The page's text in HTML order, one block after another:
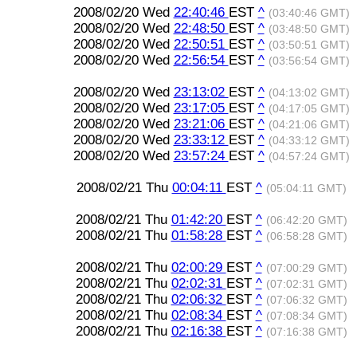
2008/02/20 Wed 22:40:46 EST ^ (03:40:46 GMT)
2008/02/20 Wed 22:48:50 EST ^ (03:48:50 GMT)
2008/02/20 Wed 22:50:51 EST ^ (03:50:51 GMT)
2008/02/20 Wed 22:56:54 EST ^ (03:56:54 GMT)
2008/02/20 Wed 23:13:02 EST ^ (04:13:02 GMT)
2008/02/20 Wed 23:17:05 EST ^ (04:17:05 GMT)
2008/02/20 Wed 23:21:06 EST ^ (04:21:06 GMT)
2008/02/20 Wed 23:33:12 EST ^ (04:33:12 GMT)
2008/02/20 Wed 23:57:24 EST ^ (04:57:24 GMT)
2008/02/21 Thu 00:04:11 EST ^ (05:04:11 GMT)
2008/02/21 Thu 01:42:20 EST ^ (06:42:20 GMT)
2008/02/21 Thu 01:58:28 EST ^ (06:58:28 GMT)
2008/02/21 Thu 02:00:29 EST ^ (07:00:29 GMT)
2008/02/21 Thu 02:02:31 EST ^ (07:02:31 GMT)
2008/02/21 Thu 02:06:32 EST ^ (07:06:32 GMT)
2008/02/21 Thu 02:08:34 EST ^ (07:08:34 GMT)
2008/02/21 Thu 02:16:38 EST ^ (07:16:38 GMT)